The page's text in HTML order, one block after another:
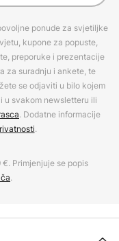
ponude za svjetiljke
kupone za popuste,
preporuke i prezentacije
za suradnju i ankete, te
se odjaviti u bilo kojem
u svakom newsletteru ili
. Dodatne informacije
.
Primjenjuje se popis
.